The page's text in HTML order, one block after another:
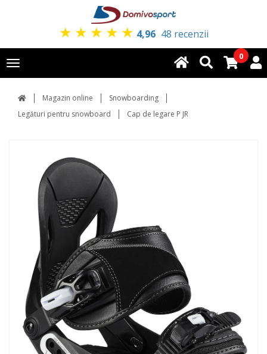
★ ★ ★ ★ ★ 4,96 48 recenzii
Toggle
navigation
0
Magazin online
Snowboarding
Legături pentru snowboard
Cap de legare P JR